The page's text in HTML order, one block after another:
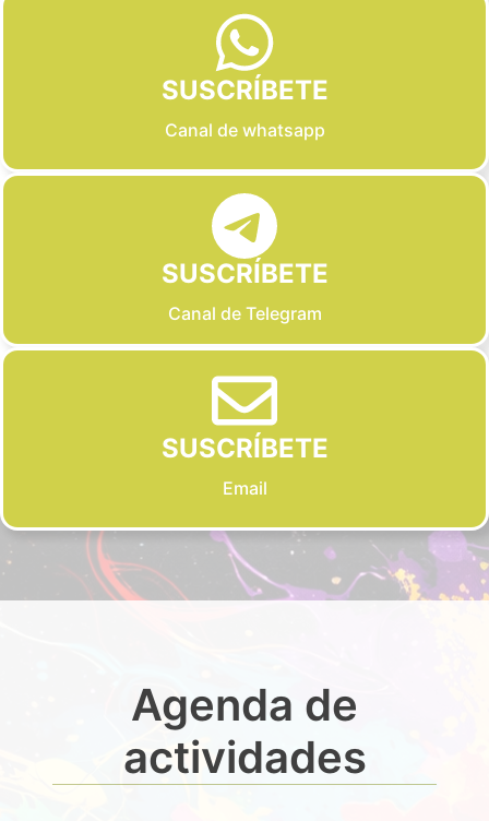
SUSCRÍBETE
Canal de whatsapp
SUSCRÍBETE
Canal de Telegram
SUSCRÍBETE
Email
Agenda de
actividades